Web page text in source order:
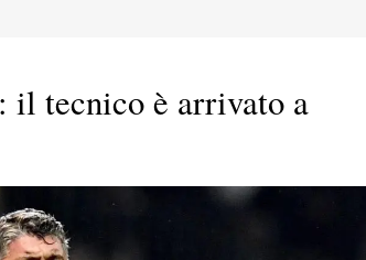
il tecnico è arrivato a